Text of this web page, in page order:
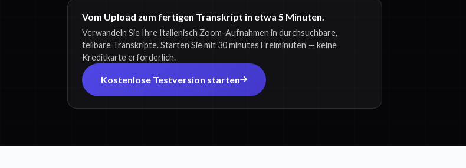
Vom Upload zum fertigen Transkript in etwa 5 Minuten.
Verwandeln Sie Ihre Italienisch Zoom-Aufnahmen in durchsuchbare,
teilbare Transkripte. Starten Sie mit 30 minutes Freiminuten — keine
Kreditkarte erforderlich.
Kostenlose Testversion starten